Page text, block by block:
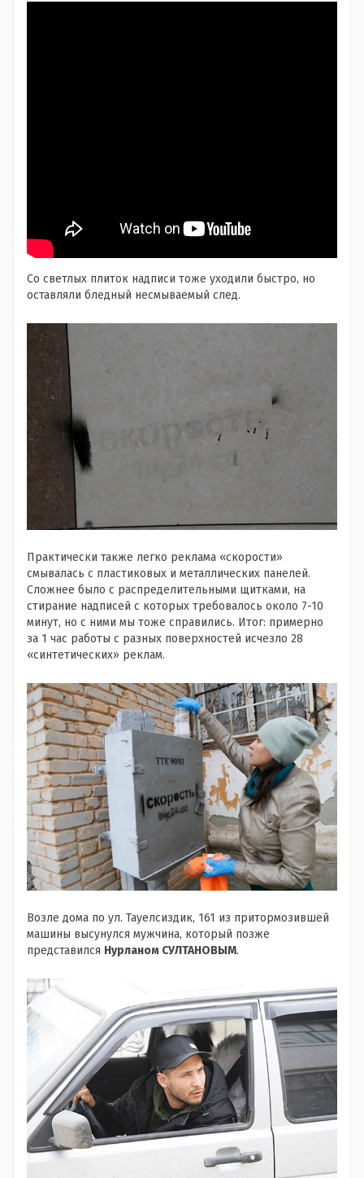
Со светлых плиток надписи тоже уходили быстро, но
оставляли бледный несмываемый след.
Практически также легко реклама «скорости»
смывалась с пластиковых и металлических панелей.
Сложнее было с распределительными щитками, на
стирание надписей с которых требовалось около 7-10
минут, но с ними мы тоже справились. Итог: примерно
за 1 час работы с разных поверхностей исчезло 28
«синтетических» реклам.
Возле дома по ул. Тауелсиздик, 161 из притормозившей
машины высунулся мужчина, который позже
представился Нурланом СУЛТАНОВЫМ.